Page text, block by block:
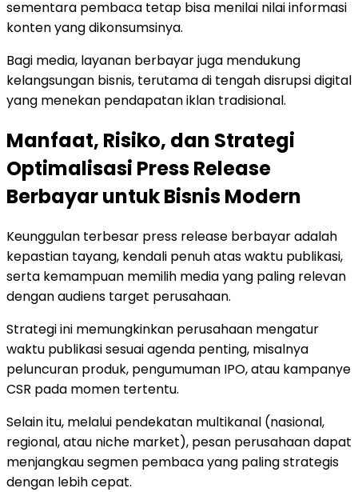
sementara pembaca tetap bisa menilai nilai informasi
konten yang dikonsumsinya.
Bagi media, layanan berbayar juga mendukung
kelangsungan bisnis, terutama di tengah disrupsi digital
yang menekan pendapatan iklan tradisional.
Manfaat, Risiko, dan Strategi
Optimalisasi Press Release
Berbayar untuk Bisnis Modern
Keunggulan terbesar press release berbayar adalah
kepastian tayang, kendali penuh atas waktu publikasi,
serta kemampuan memilih media yang paling relevan
dengan audiens target perusahaan.
Strategi ini memungkinkan perusahaan mengatur
waktu publikasi sesuai agenda penting, misalnya
peluncuran produk, pengumuman IPO, atau kampanye
CSR pada momen tertentu.
Selain itu, melalui pendekatan multikanal (nasional,
regional, atau niche market), pesan perusahaan dapat
menjangkau segmen pembaca yang paling strategis
dengan lebih cepat.